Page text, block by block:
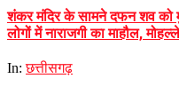
शंकर मंदिर के सामने दफन शव को
लोगों में नाराजगी का माहौल,
In: छत्तीसगढ़